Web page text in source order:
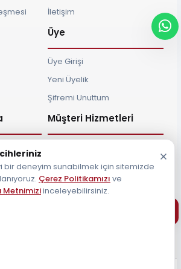
İletişim
Üye
Üye Girişi
Yeni Üyelik
Şifremi Unuttum
Müşteri Hizmetleri
Müşteri Destek Hattı
bir deneyim sunabilmek için sitemizde
Çerez Politikamızı ve
Metnimiziinceleyebilirsiniz.